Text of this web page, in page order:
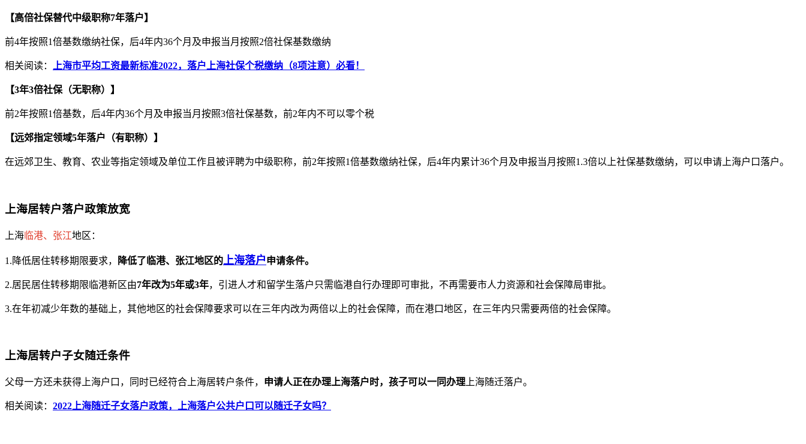
【高倍社保替代中级职称7年落户】
前4年按照1倍基数缴纳社保，后4年内36个月及申报当月按照2倍社保基数缴纳
相关阅读： 上海市平均工资最新标准2022，落户上海社保个税缴纳（8项注意）必看！
【3年3倍社保（无职称）】
前2年按照1倍基数，后4年内36个月及申报当月按照3倍社保基数，前2年内不可以零个税
【远郊指定领域5年落户（有职称）】
在远郊卫生、教育、农业等指定领域及单位工作且被评聘为中级职称，前2年按照1倍基数缴纳社保，后4年内累计36个月及申报当月按照1.3倍以上社保基数缴纳，可以申请上海户口落户。
上海居转户落户政策放宽
上海 临港、张江地区：
1.降低居住转移期限要求， 降低了临港、张江地区的 上海落户申请条件。
2.居民居住转移期限临港新区由7年改为5年或3年，引进人才和留学生落户只需临港自行办理即可审批，不再需要市人力资源和社会保障局审批。
3.在年初减少年数的基础上，其他地区的社会保障要求可以在三年内改为两倍以上的社会保障，而在港口地区，在三年内只需要两倍的社会保障。
上海居转户子女随迁条件
父母一方还未获得上海户口，同时已经符合上海居转户条件， 申请人正在办理上海落户时，孩子可以一同办理 上海随迁落户。
相关阅读： 2022上海随迁子女落户政策，上海落户公共户口可以随迁子女吗？